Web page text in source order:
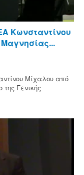
Κωνσταντίνου
Μίχαλου από
Γενικής